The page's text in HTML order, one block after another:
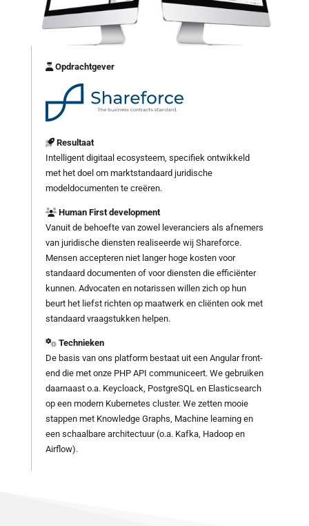
Opdrachtgever
Resultaat
Intelligent digitaal ecosysteem, specifiek ontwikkeld
met het doel om marktstandaard juridische
modeldocumenten te creëren.
Human First development
Vanuit de behoefte van zowel leveranciers als afnemers
van juridische diensten realiseerde wij Shareforce.
Mensen accepteren niet langer hoge kosten voor
standaard documenten of voor diensten die efficiënter
kunnen. Advocaten en notarissen willen zich op hun
beurt het liefst richten op maatwerk en cliënten ook met
standaard vraagstukken helpen.
Technieken
De basis van ons platform bestaat uit een Angular front-
end die met onze PHP API communiceert. We gebruiken
daarnaast o.a. Keycloack, PostgreSQL en Elasticsearch
op een modern Kubernetes cluster. We zetten mooie
stappen met Knowledge Graphs, Machine learning en
een schaalbare architectuur (o.a. Kafka, Hadoop en
Airflow).